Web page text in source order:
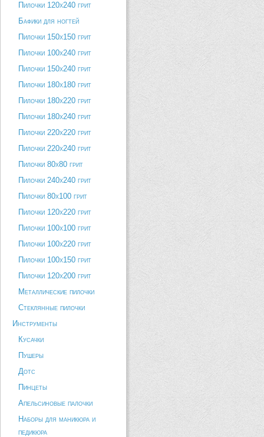
Пилочки 120х240 грит
Бафики для ногтей
Пилочки 150х150 грит
Пилочки 100х240 грит
Пилочки 150х240 грит
Пилочки 180х180 грит
Пилочки 180х220 грит
Пилочки 180х240 грит
Пилочки 220х220 грит
Пилочки 220х240 грит
Пилочки 80х80 грит
Пилочки 240х240 грит
Пилочки 80х100 грит
Пилочки 120х220 грит
Пилочки 100х100 грит
Пилочки 100х220 грит
Пилочки 100х150 грит
Пилочки 120х200 грит
Металлические пилочки
Стеклянные пилочки
Инструменты
Кусачки
Пушеры
Дотс
Пинцеты
Апельсиновые палочки
Наборы для маникюра и
педикюра